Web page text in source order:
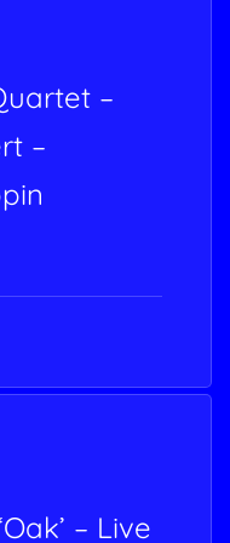
–
–
– Live